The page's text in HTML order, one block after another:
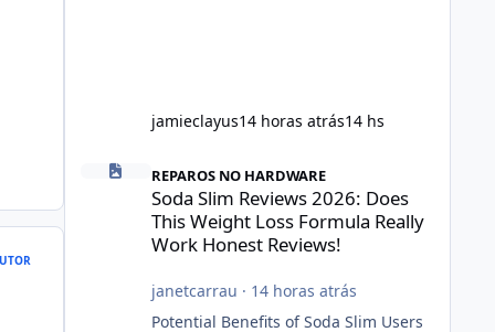
jamieclayus14 horas atrás14 hs
Soda Slim Reviews 2026: Does This Weight Loss Formula
REPAROS NO HARDWARE
Soda Slim Reviews 2026: Does
This Weight Loss Formula Really
Work Honest Reviews!
janetcarrau · 14 horas atrás
Potential Benefits of Soda Slim Users